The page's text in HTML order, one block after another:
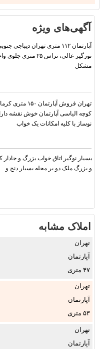
آگهی‌های ویژه
آپارتمان ۱۱۲ متری تهران
نورگیر عالی، تراس ۲۵
مشکل
تهران فروش
کوچه الیاسی آپارتمان خوش نقشه
نوساز با کلیه امکانات یک خواب
بسیار نوگیر اتاق خواب بزرگ و جادار
و بزرگ ملک دو بر محله بسیار دنج و
املاک مشابه
تهران
آپارتمان
۴۷
تهران
آپارتمان
۵۳
تهران
آپارتمان